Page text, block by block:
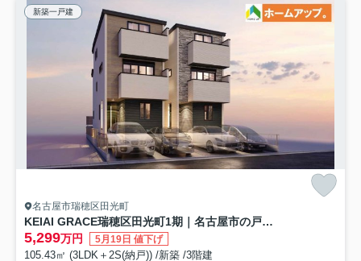
新築一戸建
名古屋市瑞穂区田光町
KEIAI GRACE瑞穂区田光町1期｜名古屋市の戸建ならホームアップ
5,299万円 5月19日 値下げ
105.43㎡ (3LDK＋2S(納戸)) /新築 /3階建